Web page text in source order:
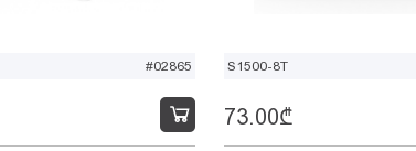
#02865 S1500-8T
73.00₾